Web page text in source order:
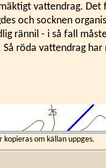
vattendrag.
och socknen
rännil - i så fall
röda vattendrag har
om källan uppges.